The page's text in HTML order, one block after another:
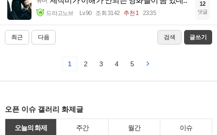
드라고노브 Lv.90 조회 3142 추천 1 23:35
12
댓글
최근 다음 검색 글쓰기
1 2 3 4 5
오픈 이슈 갤러리 화제글
오늘의 화제 주간 월간 이슈